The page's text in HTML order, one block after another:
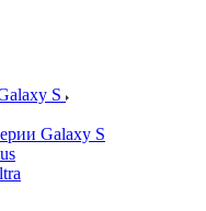
S
Galaxy S